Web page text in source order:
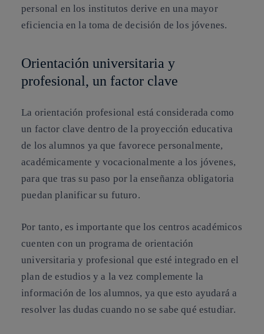
personal en los institutos derive en una mayor
eficiencia en la toma de decisión de los jóvenes.
Orientación universitaria y
profesional, un factor clave
La orientación profesional está considerada como
un factor clave dentro de la proyección educativa
de los alumnos ya que favorece personalmente,
académicamente y vocacionalmente a los jóvenes,
para que tras su paso por la enseñanza obligatoria
puedan planificar su futuro.
Por tanto, es importante que los centros académicos
cuenten con un programa de orientación
universitaria y profesional que esté integrado en el
plan de estudios y a la vez complemente la
información de los alumnos, ya que esto ayudará a
resolver las dudas cuando no se sabe qué estudiar.